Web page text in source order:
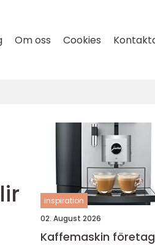
Om oss Cookies
inspiration
02. August 2026
Kaffemaskin